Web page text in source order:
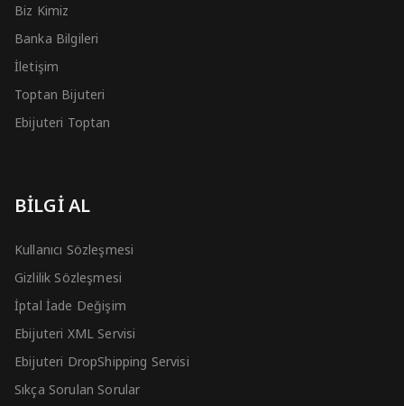
Biz Kimiz
Banka Bilgileri
İletişim
Toptan Bijuteri
Ebijuteri Toptan
BİLGİ AL
Kullanıcı Sözleşmesi
Gizlilik Sözleşmesi
İptal İade Değişim
Ebijuteri XML Servisi
Ebijuteri DropShipping Servisi
Sıkça Sorulan Sorular